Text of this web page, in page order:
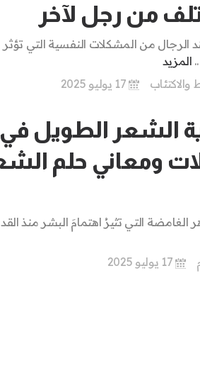
من رجل لآخر
الرجال من المشكلات النفسية التي
المزيد
والاكتئاب 17 يوليو 2025
الشعر الطويل في
ومعاني حلم
الغامضة التي تثيرُ اهتمامَ البشر منذ
17 يوليو 2025